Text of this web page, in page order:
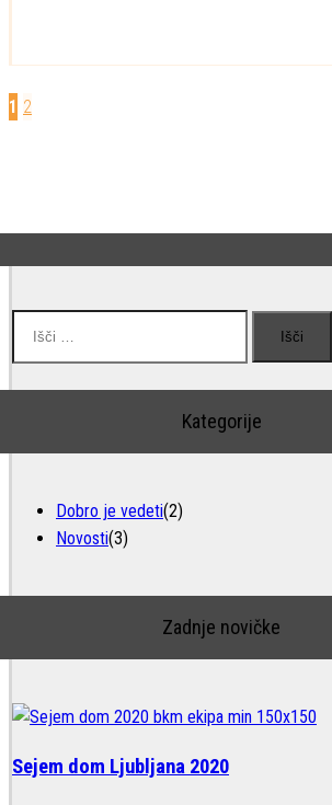
Številčenje
1 2
Kategorije
Dobro je vedeti(2)
Novosti(3)
Zadnje novičke
Sejem dom Ljubljana 2020